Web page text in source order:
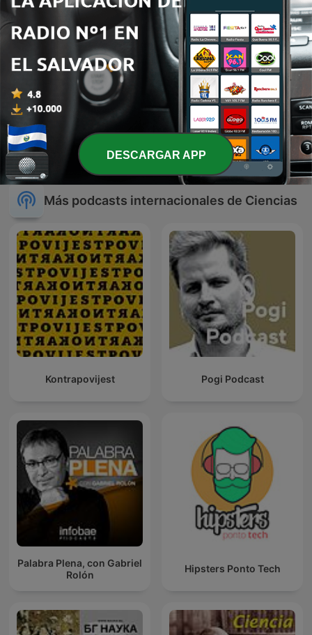
Masaje Cerebral
Más podcasts internacionales de Ciencias
Kontrapovijest Pogi Podcast
Palabra Plena, con Gabriel
Rolón
Hipsters Ponto Tech
DESCARGAR APP